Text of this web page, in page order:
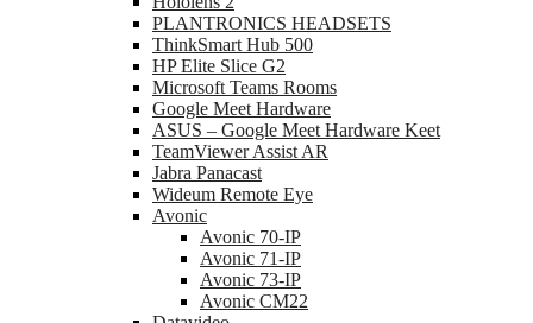
PLANTRONICS HEADSETS
ThinkSmart Hub 500
HP Elite Slice G2
Microsoft Teams Rooms
Google Meet Hardware
ASUS – Google Meet Hardware Keet
TeamViewer Assist AR
Jabra Panacast
Wideum Remote Eye
Avonic
Avonic 70-IP
Avonic 71-IP
Avonic 73-IP
Avonic CM22